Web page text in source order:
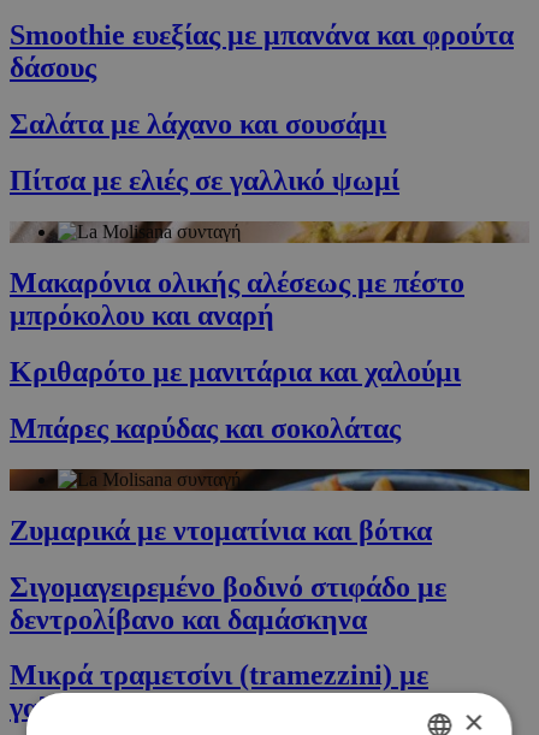
Smoothie ευεξίας με μπανάνα και φρούτα
δάσους
Σαλάτα με λάχανο και σουσάμι
Πίτσα με ελιές σε γαλλικό ψωμί
Μακαρόνια ολικής αλέσεως με πέστο
μπρόκολου και αναρή
Κριθαρότο με μανιτάρια και χαλούμι
Μπάρες καρύδας και σοκολάτας
Ζυμαρικά με ντοματίνια και βότκα
Σιγομαγειρεμένο βοδινό στιφάδο με
δεντρολίβανο και δαμάσκηνα
Μικρά τραμετσίνι (tramezzini) με
γαλοπούλα
×